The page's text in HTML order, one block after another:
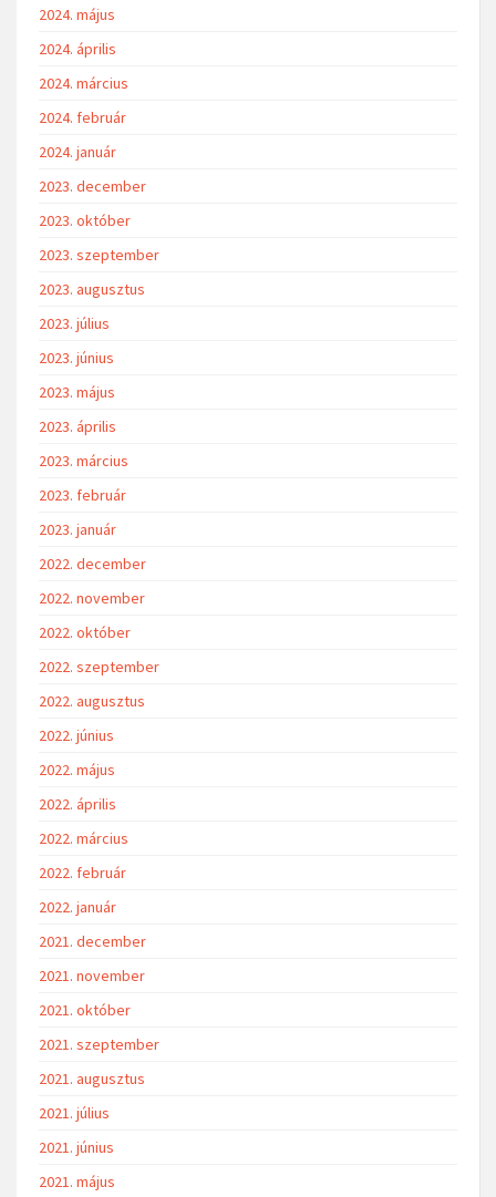
2024. május
2024. április
2024. március
2024. február
2024. január
2023. december
2023. október
2023. szeptember
2023. augusztus
2023. július
2023. június
2023. május
2023. április
2023. március
2023. február
2023. január
2022. december
2022. november
2022. október
2022. szeptember
2022. augusztus
2022. június
2022. május
2022. április
2022. március
2022. február
2022. január
2021. december
2021. november
2021. október
2021. szeptember
2021. augusztus
2021. július
2021. június
2021. május